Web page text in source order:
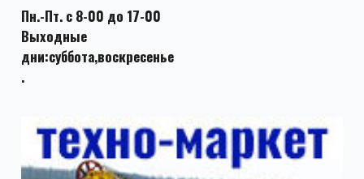
Пн.-Пт. с 8-00 до 17-00
Выходные
дни:суббота,воскресенье
.